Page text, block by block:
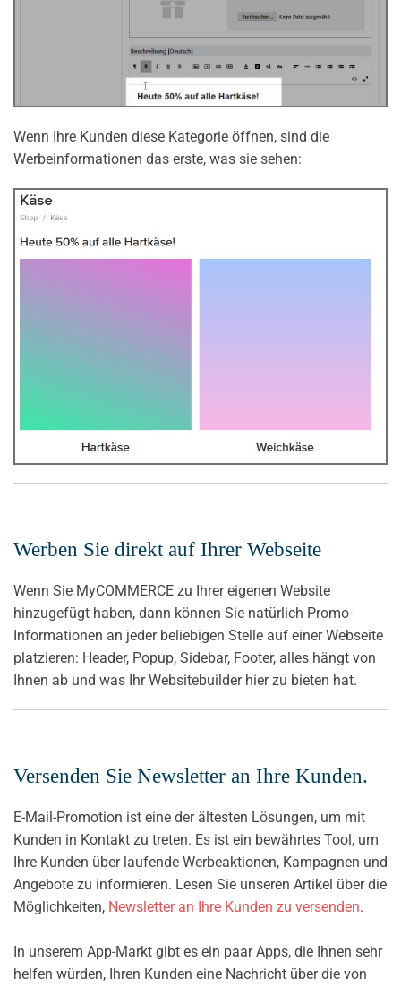
Wenn Ihre Kunden diese Kategorie öffnen, sind die
Werbeinformationen das erste, was sie sehen:
Werben Sie direkt auf Ihrer Webseite
Wenn Sie MyCOMMERCE zu Ihrer eigenen Website
hinzugefügt haben, dann können Sie natürlich Promo-
Informationen an jeder beliebigen Stelle auf einer Webseite
platzieren: Header, Popup, Sidebar, Footer, alles hängt von
Ihnen ab und was Ihr Websitebuilder hier zu bieten hat.
Versenden Sie Newsletter an Ihre Kunden.
E-Mail-Promotion ist eine der ältesten Lösungen, um mit
Kunden in Kontakt zu treten. Es ist ein bewährtes Tool, um
Ihre Kunden über laufende Werbeaktionen, Kampagnen und
Angebote zu informieren. Lesen Sie unseren Artikel über die
Möglichkeiten, Newsletter an Ihre Kunden zu versenden.
In unserem App-Markt gibt es ein paar Apps, die Ihnen sehr
helfen würden, Ihren Kunden eine Nachricht über die von